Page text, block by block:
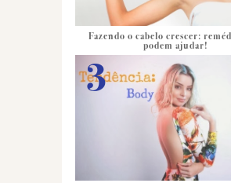
Fazendo o cabelo crescer:
podem ajudar!